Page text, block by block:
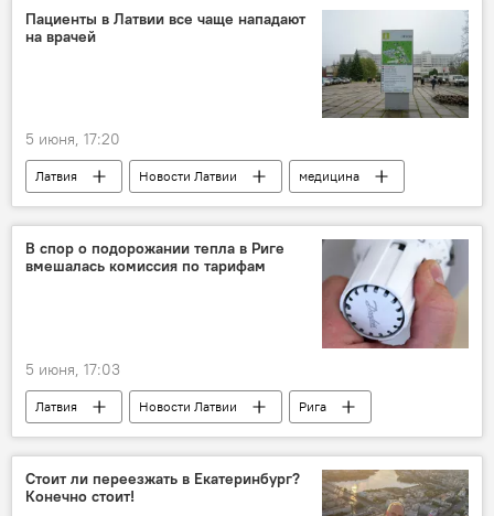
Айнарс Латковскис
Пациенты в Латвии все чаще нападают
на врачей
5 июня, 17:20
Латвия Новости Латвии
медицина
Происшествия в Латвии
нападение
Рижская Восточная больница
пациент
В спор о подорожании тепла в Риге
вмешалась комиссия по тарифам
5 июня, 17:03
Латвия Новости Латвии
Рига
Новости экономики Латвии
Latvenergo
тепло
Янис Негрибс
цены
рост цен
Стоит ли переезжать в Екатеринбург?
Конечно стоит!